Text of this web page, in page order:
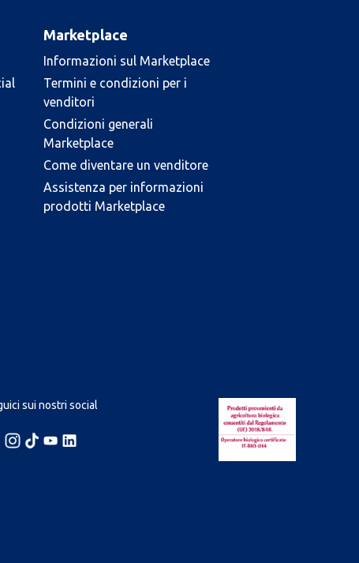
Marketplace
Informazioni sul Marketplace
Termini e condizioni per i
venditori
Condizioni generali
Marketplace
Come diventare un venditore
Assistenza per informazioni
prodotti Marketplace
sui nostri social